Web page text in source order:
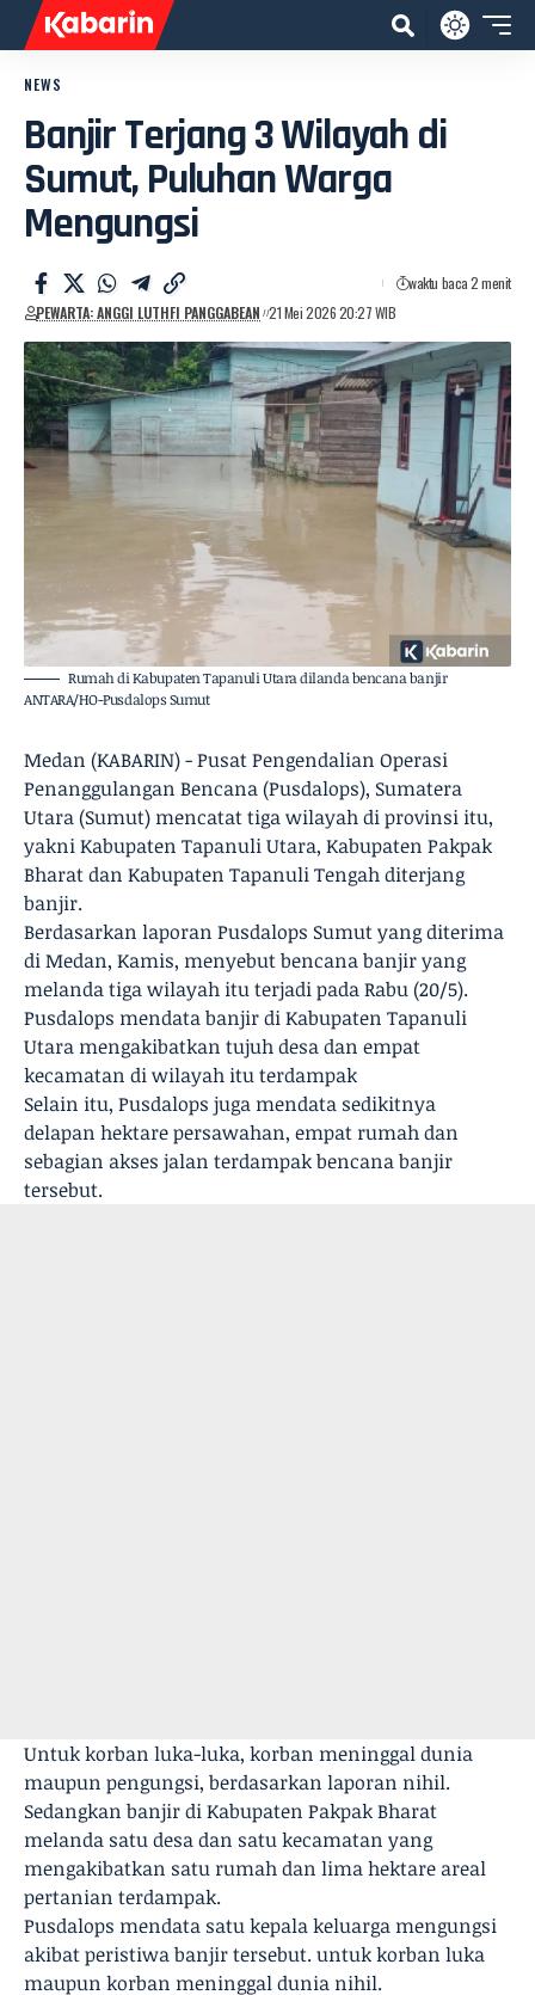
NEWS
Banjir Terjang 3 Wilayah di
Sumut, Puluhan Warga
Mengungsi
PEWARTA: ANGGI LUTHFI PANGGABEAN 21 Mei 2026 20:27 WIB
waktu baca 2 menit
Rumah di Kabupaten Tapanuli Utara dilanda bencana banjir
ANTARA/HO-Pusdalops Sumut
Medan (KABARIN) - Pusat Pengendalian Operasi
Penanggulangan Bencana (Pusdalops), Sumatera
Utara (Sumut) mencatat tiga wilayah di provinsi itu,
yakni Kabupaten Tapanuli Utara, Kabupaten Pakpak
Bharat dan Kabupaten Tapanuli Tengah diterjang
banjir.
Berdasarkan laporan Pusdalops Sumut yang diterima
di Medan, Kamis, menyebut bencana banjir yang
melanda tiga wilayah itu terjadi pada Rabu (20/5).
Pusdalops mendata banjir di Kabupaten Tapanuli
Utara mengakibatkan tujuh desa dan empat
kecamatan di wilayah itu terdampak
Selain itu, Pusdalops juga mendata sedikitnya
delapan hektare persawahan, empat rumah dan
sebagian akses jalan terdampak bencana banjir
tersebut.
Untuk korban luka-luka, korban meninggal dunia
maupun pengungsi, berdasarkan laporan nihil.
Sedangkan banjir di Kabupaten Pakpak Bharat
melanda satu desa dan satu kecamatan yang
mengakibatkan satu rumah dan lima hektare areal
pertanian terdampak.
Pusdalops mendata satu kepala keluarga mengungsi
akibat peristiwa banjir tersebut. untuk korban luka
maupun korban meninggal dunia nihil.